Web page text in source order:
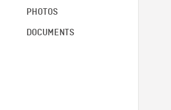
PHOTOS
DOCUMENTS